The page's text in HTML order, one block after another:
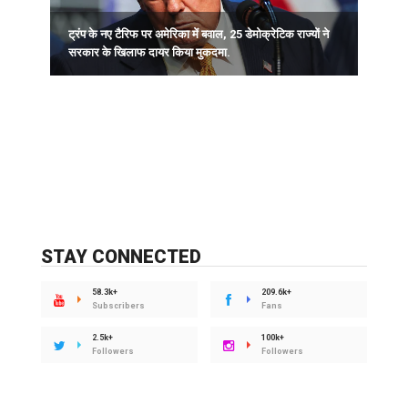
ट्रंप के नए टैरिफ पर अमेरिका में बवाल, 25 डेमोक्रेटिक राज्यों ने
सरकार के खिलाफ दायर किया मुकदमा.
STAY CONNECTED
58.3k+
Subscribers
209.6k+
Fans
2.5k+
Followers
100k+
Followers